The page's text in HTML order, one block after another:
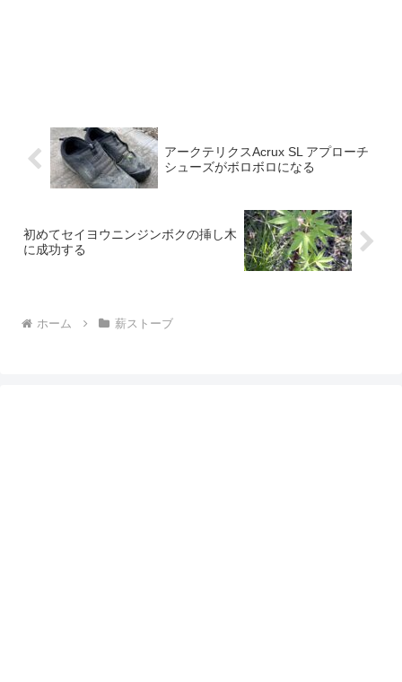
アークテリクスAcrux SL アプローチ
シューズがボロボロになる
初めてセイヨウニンジンボクの挿し木
に成功する
ホーム 薪ストーブ